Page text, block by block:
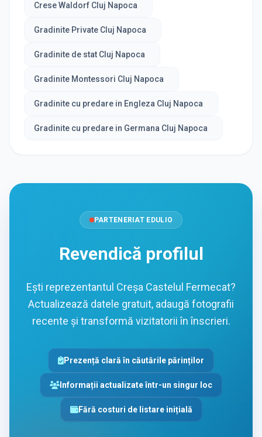
Crese Waldorf Cluj Napoca
Gradinite Private Cluj Napoca
Gradinite de stat Cluj Napoca
Gradinite Montessori Cluj Napoca
Gradinite cu predare in Engleza Cluj Napoca
Gradinite cu predare in Germana Cluj Napoca
PARTENERIAT EDULIO
Revendică profilul
Ești reprezentantul Creșa Castelul Fermecat?
Actualizează datele gratuit, adaugă fotografii
recente și transformă vizitatorii în înscrieri.
Prezență clară în căutările părinților
Informații actualizate într-un singur loc
Fără costuri de listare inițială